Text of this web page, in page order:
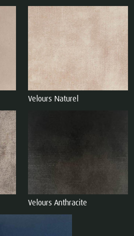
Velours Naturel
Velours Anthracite